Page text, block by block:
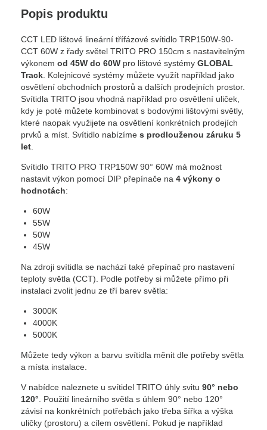
Popis produktu
CCT LED lištové lineární třífázové svítidlo TRP150W-90-
CCT 60W z řady světel TRITO PRO 150cm s nastavitelným
výkonem od 45W do 60W pro lištové systémy GLOBAL
Track . Kolejnicové systémy můžete využít například jako
osvětlení obchodních prostorů a dalších prodejních prostor.
Svítidla TRITO jsou vhodná například pro osvětlení uliček,
kdy je poté můžete kombinovat s bodovými lištovými světly,
které naopak využijete na osvětlení konkrétních prodejích
prvků a míst. Svítidlo nabízíme s prodlouženou záruku 5
let
Svítidlo TRITO PRO TRP150W 90° 60W má možnost
nastavit výkon pomocí DIP přepínače na 4 výkony o
hodnotách:
60W
55W
50W
45W
Na zdroji svítidla se nachází také přepínač pro nastavení
teploty světla (CCT). Podle potřeby si můžete přímo při
instalaci zvolit jednu ze tří barev světla:
3000K
4000K
5000K
Můžete tedy výkon a barvu svítidla měnit dle potřeby světla
a místa instalace.
V nabídce naleznete u svítidel TRITO úhly svitu 90° nebo
120° . Použití lineárního světla s úhlem 90° nebo 120°
závisí na konkrétních potřebách jako třeba šířka a výška
uličky (prostoru) a cílem osvětlení. Pokud je například